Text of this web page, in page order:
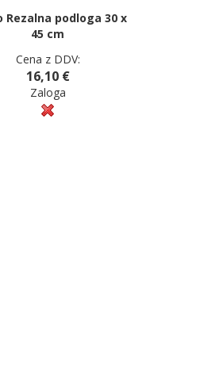
Rezalna podloga 30 x
45 cm
Cena z DDV:
16,10 €
Zaloga